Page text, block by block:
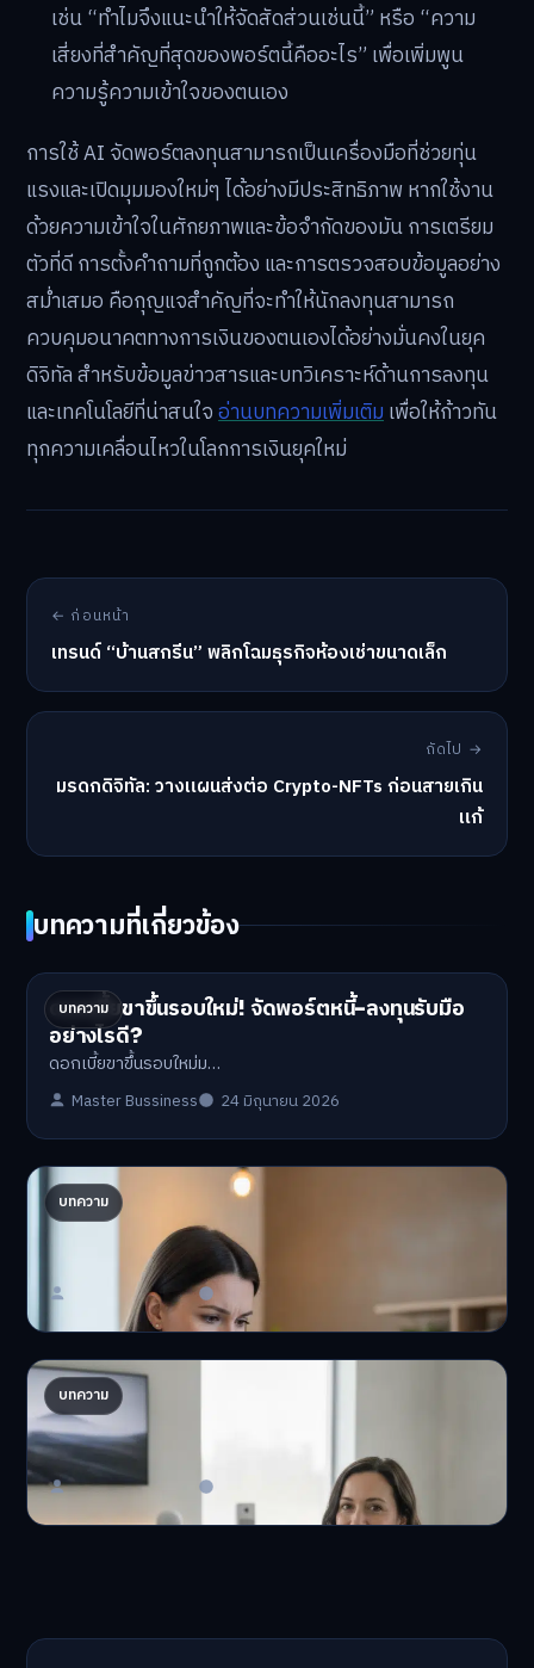
เช่น “ทำไมจึงแนะนำให้จัดสัดส่วนเช่นนี้” หรือ “ความ
เสี่ยงที่สำคัญที่สุดของพอร์ตนี้คืออะไร” เพื่อเพิ่มพูน
ความรู้ความเข้าใจของตนเอง
การใช้ AI จัดพอร์ตลงทุนสามารถเป็นเครื่องมือที่ช่วยทุ่น
แรงและเปิดมุมมองใหม่ๆ ได้อย่างมีประสิทธิภาพ หากใช้งาน
ด้วยความเข้าใจในศักยภาพและข้อจำกัดของมัน การเตรียม
ตัวที่ดี การตั้งคำถามที่ถูกต้อง และการตรวจสอบข้อมูลอย่าง
สม่ำเสมอ คือกุญแจสำคัญที่จะทำให้นักลงทุนสามารถ
ควบคุมอนาคตทางการเงินของตนเองได้อย่างมั่นคงในยุค
ดิจิทัล สำหรับข้อมูลข่าวสารและบทวิเคราะห์ด้านการลงทุน
และเทคโนโลยีที่น่าสนใจอ่านบทความเพิ่มเติมเพื่อให้ก้าวทัน
ทุกความเคลื่อนไหวในโลกการเงินยุคใหม่
← ก่อนหน้า
เทรนด์ “บ้านสกรีน” พลิกโฉมธุรกิจห้องเช่าขนาดเล็ก
ถัดไป →
มรดกดิจิทัล: วางแผนส่งต่อ Crypto-NFTs ก่อนสายเกิน
แก้
บทความที่เกี่ยวข้อง
บทความ
ดอกเบี้ยขาขึ้นรอบใหม่! จัดพอร์ตหนี้-ลงทุนรับมือ
อย่างไรดี?
ดอกเบี้ยขาขึ้นรอบใหม่ม…
Master Bussiness 24 มิถุนายน 2026
บทความ
ปรับพอร์ตรับ ‘เงินดิจิทัล 2.0’ จัดสรรงบอย่างไรไม่
ให้พัง
'เงินดิจิทัล 2.0' มาแล…
Master Bussiness 23 มิถุนายน 2026
บทความ
AI จัดพอร์ตให้ปัง! เทรนด์ลงทุนยุคใหม่ ไม่ต้องเฝ้า
จอ
AI จัดพอร์ตให้ปัง! หมด…
Master Bussiness 23 มิถุนายน 2026